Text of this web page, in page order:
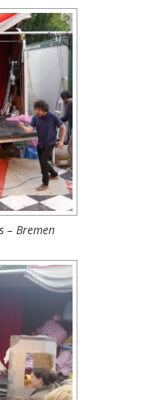
– Bremen